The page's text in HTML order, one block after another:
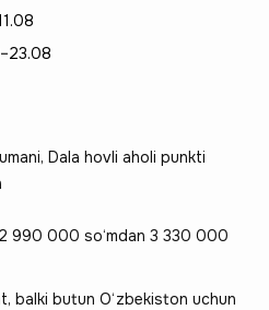
Dala hovli aholi punkti
990 000 so‘mdan 3 330 000
balki butun O‘zbekiston uchun